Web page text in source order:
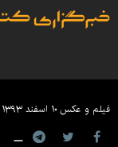
فیلم و عکس۱۰ اسفند ۱۳۹۳ - ۲۰:۱۴